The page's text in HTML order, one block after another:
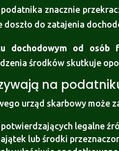
znacznie
doszło do zatajenia
dochodowym od osób
środków skutkuje
na
urząd skarbowy może
legalne
lub środki